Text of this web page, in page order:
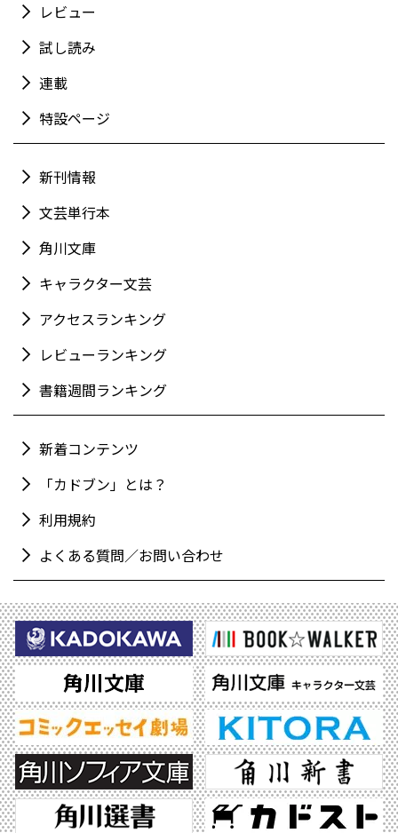
レビュー
試し読み
連載
特設ページ
新刊情報
文芸単行本
角川文庫
キャラクター文芸
アクセスランキング
レビューランキング
書籍週間ランキング
新着コンテンツ
「カドブン」とは？
利用規約
よくある質問／お問い合わせ